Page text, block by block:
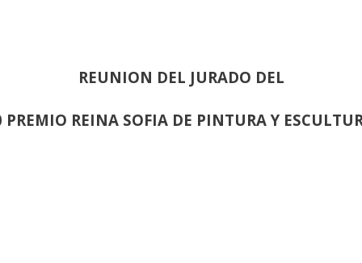
REUNION DEL JURADO DEL
PREMIO REINA SOFIA DE PINTURA Y